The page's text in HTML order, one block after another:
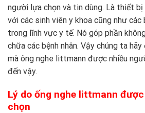
người lựa chọn và tin dùng. Là thiết
với các sinh viên y khoa cũng như các
trong lĩnh vực y tế. Nó góp phần
chữa các bệnh nhân. Vậy chúng ta
mà ông nghe littmann được nhiều
đến vậy.
Lý do ống nghe littmann
chọn